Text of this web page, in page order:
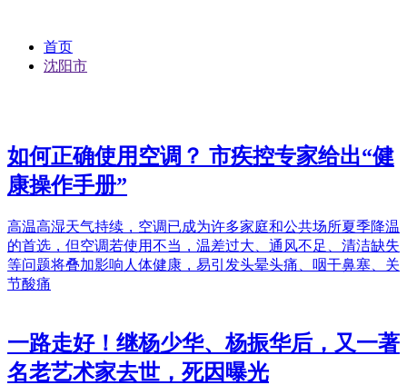
首页
沈阳市
如何正确使用空调？ 市疾控专家给出“健
康操作手册”
高温高湿天气持续，空调已成为许多家庭和公共场所夏季降温
的首选，但空调若使用不当，温差过大、通风不足、清洁缺失
等问题将叠加影响人体健康，易引发头晕头痛、咽干鼻塞、关
节酸痛
一路走好！继杨少华、杨振华后，又一著
名老艺术家去世，死因曝光